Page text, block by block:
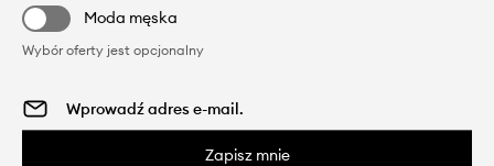
Moda męska
Wybór oferty jest opcjonalny
Zapisz mnie